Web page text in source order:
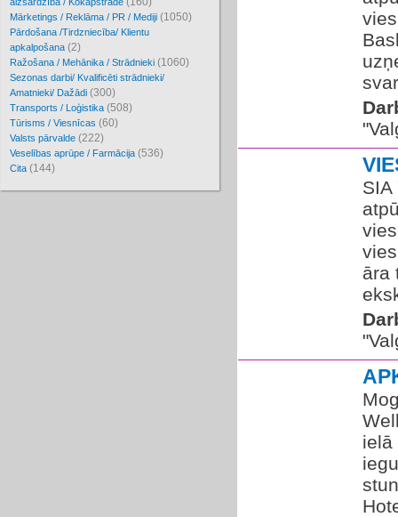
Mārketings / Reklāma / PR / Mediji (1050)
Pārdošana /Tirdzniecība/ Klientu
apkalpošana (2)
Ražošana / Mehānika / Strādnieki (1060)
Sezonas darbi/ Kvalificēti strādnieki/
Amatnieki/ Dažādi (300)
Transports / Loģistika (508)
Tūrisms / Viesnīcas (60)
Valsts pārvalde (222)
Veselības aprūpe / Farmācija (536)
Cita (144)
SIA
āra
ielā